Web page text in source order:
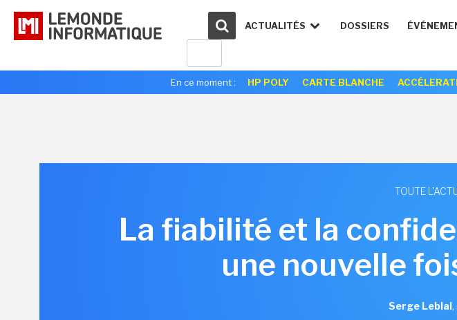
ACTUALITÉS DOSSIERS
En ce moment : HP POLY CARTE BLANCHE
TOUTE
La fiabilité et la
une nouvelle
Serge Leblal,